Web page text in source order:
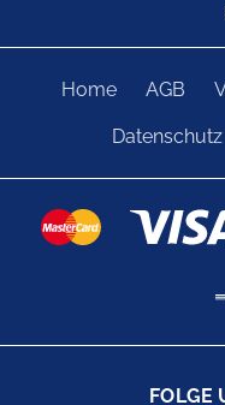
Home AGB
Datenschutz
FOLGE